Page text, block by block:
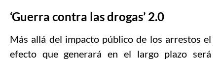
‘Guerra contra las drogas’ 2.0
Más allá del impacto público de los arrestos el
efecto que generará en el largo plazo será